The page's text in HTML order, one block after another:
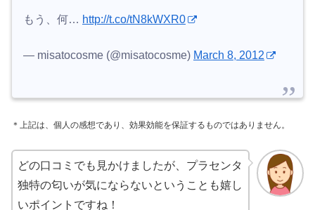
もう、何… http://t.co/tN8kWXR0
— misatocosme (@misatocosme) March 8, 2012
＊上記は、個人の感想であり、効果効能を保証するものではありません。
どの口コミでも見かけましたが、プラセンタ
独特の匂いが気にならないということも嬉し
いポイントですね！